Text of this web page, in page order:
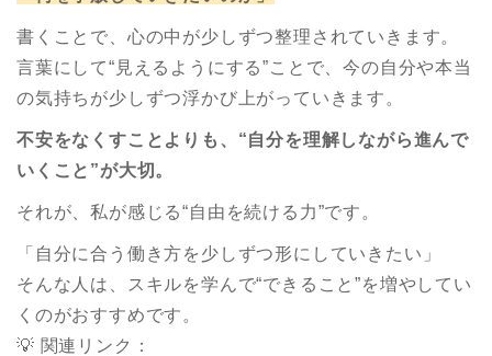
書くことで、心の中が少しずつ整理されていきます。
言葉にして“見えるようにする”ことで、今の自分や本当
の気持ちが少しずつ浮かび上がっていきます。
不安をなくすことよりも、“自分を理解しながら進んで
いくこと”が大切。
それが、私が感じる“自由を続ける力”です。
「自分に合う働き方を少しずつ形にしていきたい」
そんな人は、スキルを学んで“できること”を増やしてい
くのがおすすめです。
💡 関連リンク：